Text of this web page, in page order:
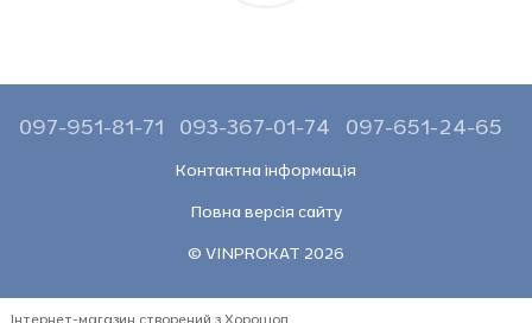
097-951-81-71 093-367-01-74 097-651-24-65
Контактна інформація
Повна версія сайту
© VINPROKAT 2026
Інтернет-магазин створений з Хорошоп